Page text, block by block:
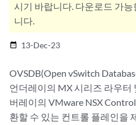
시기 바랍니다. 다운로드 가
니다.
date_range 13-Dec-23
OVSDB(Open vSwitch
언더레이의 MX 시리즈 라우터
버레이의 VMware NSX
환할 수 있는 컨트롤 플레인을